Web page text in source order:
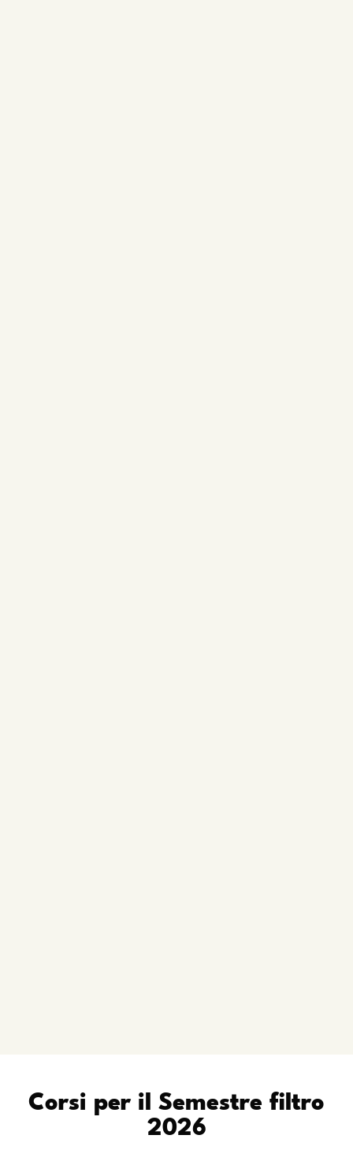
Corsi per il Semestre filtro
2026